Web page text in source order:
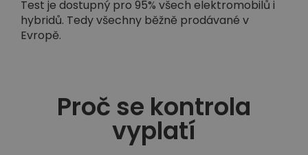
Test je dostupný pro 95% všech elektromobilů i
hybridů. Tedy všechny běžně prodávané v
Evropě.
Proč se kontrola
vyplatí